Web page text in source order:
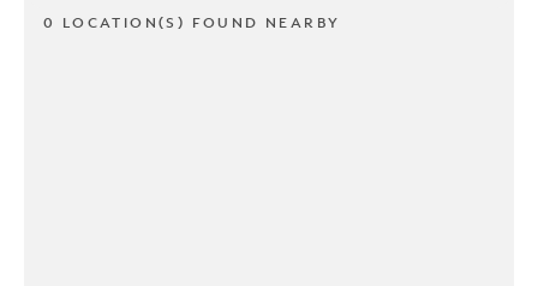
0 LOCATION(S) FOUND NEARBY